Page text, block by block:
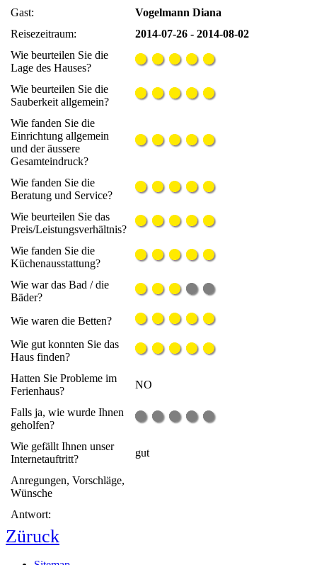
Gast:
Vogelmann Diana
Reisezeitraum:
2014-07-26 - 2014-08-02
Wie beurteilen Sie die
Lage des Hauses?
Wie beurteilen Sie die
Sauberkeit allgemein?
Wie fanden Sie die
Einrichtung allgemein
und der äussere
Gesamteindruck?
Wie fanden Sie die
Beratung und Service?
Wie beurteilen Sie das
Preis/Leistungsverhältnis?
Wie fanden Sie die
Küchenausstattung?
Wie war das Bad / die
Bäder?
Wie waren die Betten?
Wie gut konnten Sie das
Haus finden?
Hatten Sie Probleme im
Ferienhaus?
NO
Falls ja, wie wurde Ihnen
geholfen?
Wie gefällt Ihnen unser
Internetauftritt?
gut
Anregungen, Vorschläge,
Wünsche
Antwort:
Züruck